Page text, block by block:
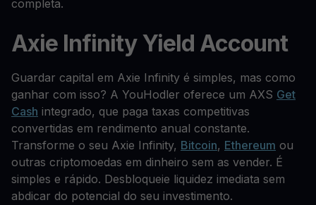
completa.
Axie Infinity Yield Account
Guardar capital em Axie Infinity é simples, mas como
ganhar com isso? A YouHodler oferece um AXS Get
Cash integrado, que paga taxas competitivas
convertidas em rendimento anual constante.
Transforme o seu Axie Infinity, Bitcoin, Ethereum ou
outras criptomoedas em dinheiro sem as vender. É
simples e rápido. Desbloqueie liquidez imediata sem
abdicar do potencial do seu investimento.